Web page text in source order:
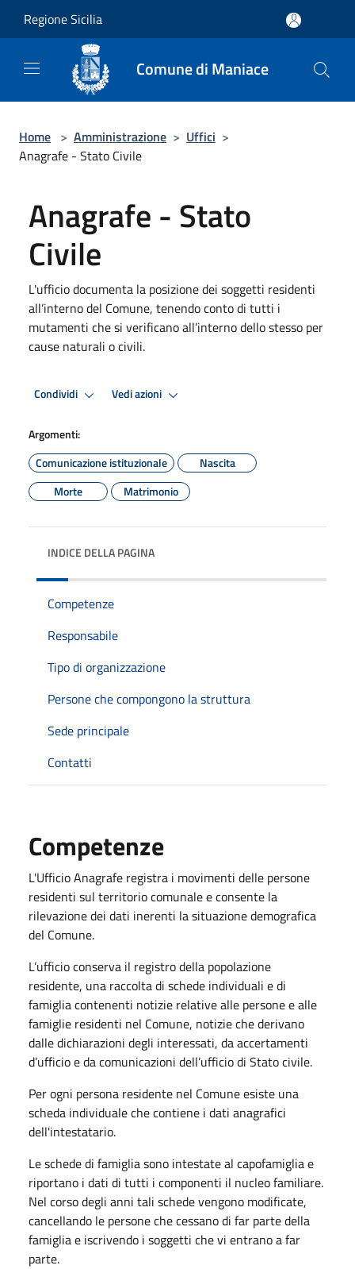
Regione Sicilia
Comune di Maniace
Home > Amministrazione > Uffici >
Anagrafe - Stato Civile
Anagrafe - Stato
Civile
L'ufficio documenta la posizione dei soggetti residenti
all’interno del Comune, tenendo conto di tutti i
mutamenti che si verificano all’interno dello stesso per
cause naturali o civili.
Condividi Vedi azioni
Argomenti:
Comunicazione istituzionale
Nascita
Morte
Matrimonio
INDICE DELLA PAGINA
Competenze
Responsabile
Tipo di organizzazione
Persone che compongono la struttura
Sede principale
Contatti
Competenze
L'Ufficio Anagrafe registra i movimenti delle persone
residenti sul territorio comunale e consente la
rilevazione dei dati inerenti la situazione demografica
del Comune.
L’ufficio conserva il registro della popolazione
residente, una raccolta di schede individuali e di
famiglia contenenti notizie relative alle persone e alle
famiglie residenti nel Comune, notizie che derivano
dalle dichiarazioni degli interessati, da accertamenti
d’ufficio e da comunicazioni dell’ufficio di Stato civile.
Per ogni persona residente nel Comune esiste una
scheda individuale che contiene i dati anagrafici
dell'intestatario.
Le schede di famiglia sono intestate al capofamiglia e
riportano i dati di tutti i componenti il nucleo familiare.
Nel corso degli anni tali schede vengono modificate,
cancellando le persone che cessano di far parte della
famiglia e iscrivendo i soggetti che vi entrano a far
parte.